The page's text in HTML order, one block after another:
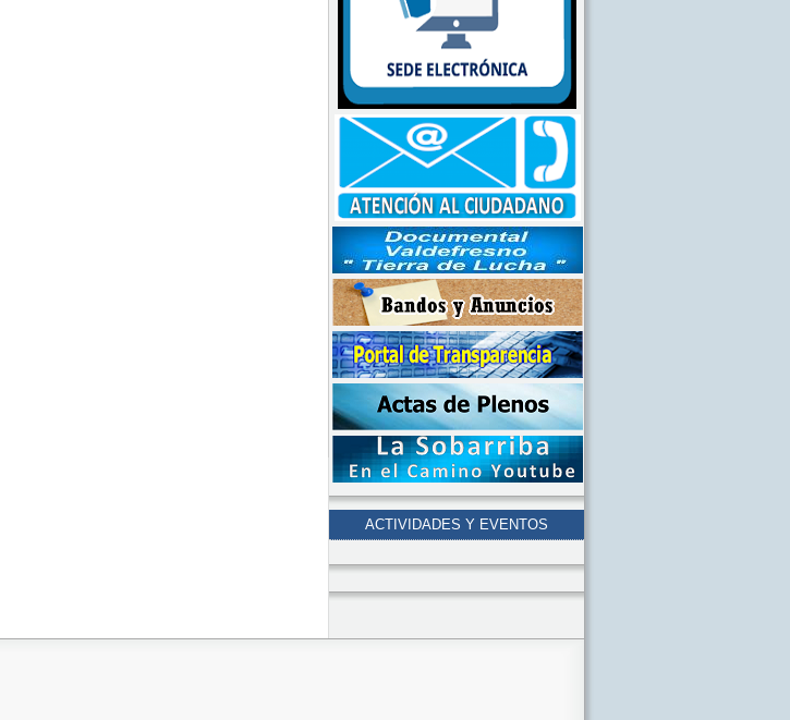
ACTIVIDADES Y EVENTOS